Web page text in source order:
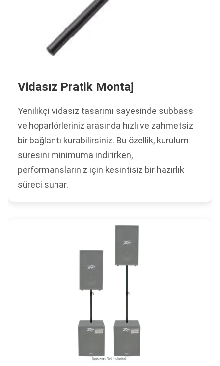
Vidasız Pratik Montaj
Yenilikçi vidasız tasarımı sayesinde subbass
ve hoparlörleriniz arasında hızlı ve zahmetsiz
bir bağlantı kurabilirsiniz. Bu özellik, kurulum
süresini minimuma indirirken,
performanslarınız için kesintisiz bir hazırlık
süreci sunar.